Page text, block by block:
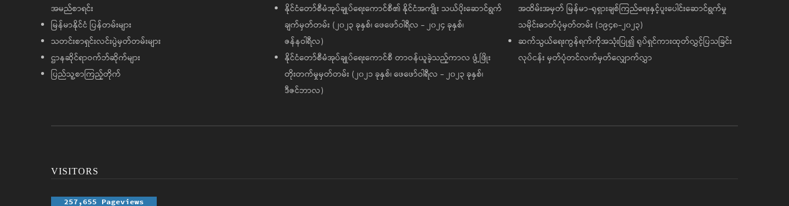
အမည်စာရင်း
မြန်မာနိုင်ငံ ပြန်တမ်းများ
သတင်းစာရှင်းလင်းပွဲမှတ်တမ်းများ
ဌာနဆိုင်ရာဝက်ဘ်ဆိုက်များ
ပြည်သူ့စာကြည့်တိုက်
နိုင်ငံတော်စီမံအုပ်ချုပ်ရေးကောင်စီ၏ နိုင်ငံအကျိုး သယ်ပိုးဆောင်ရွက်
ချက်မှတ်တမ်း (၂၀၂၃ ခုနှစ်၊ ဖေဖော်ဝါရီလ - ၂၀၂၄ ခုနှစ်၊
ဇန်နဝါရီလ)
နိုင်ငံတော်စီမံအုပ်ချုပ်ရေးကောင်စီ တာဝန်ယူခဲ့သည့်ကာလ ဖွံ့ဖြိုး
တိုးတက်မှုမှတ်တမ်း (၂၀၂၁ ခုနှစ်၊ ဖေဖော်ဝါရီလ - ၂၀၂၃ ခုနှစ်၊
ဒီဇင်ဘာလ)
အထိမ်းအမှတ် မြန်မာ-ရုရှားချစ်ကြည်ရေးနှင့်ပူးပေါင်းဆောင်ရွက်မှု
သမိုင်းဓာတ်ပုံမှတ်တမ်း (၁၉၄၈-၂၀၂၃)
ဆက်သွယ်ရေးကွန်ရက်ကိုအသုံးပြု၍ ရုပ်ရှင်ကားထုတ်လွှင့်ပြသခြင်း
လုပ်ငန်း မှတ်ပုံတင်လက်မှတ်လျှောက်လွှာ
VISITORS